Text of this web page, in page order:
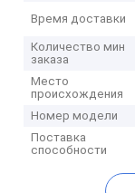
Время доставки
Количество мин
заказа
Место
происхождения
Номер модели
Поставка
способности